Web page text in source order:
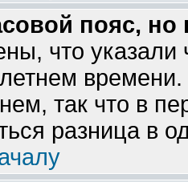
пояс,
что указали
так что в
разница в